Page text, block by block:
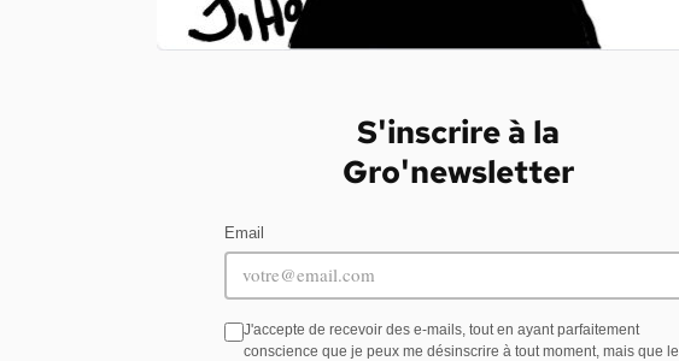
S'inscrire à la
Gro'newsletter
Email
J'accepte de recevoir des e-mails, tout en ayant parfaitement
conscience que je peux me désinscrire à tout moment, mais que le